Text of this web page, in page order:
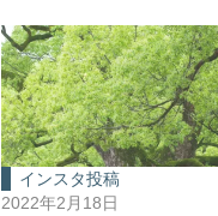
インスタ投稿
2022年2月18日